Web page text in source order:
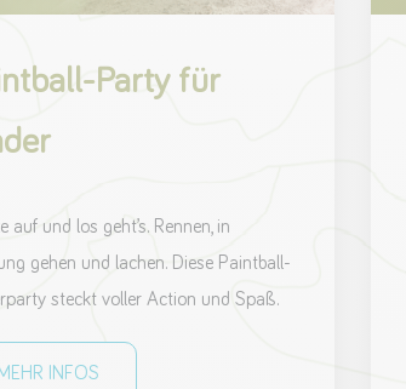
Party für
auf und los geht’s. Rennen, in
gehen und lachen. Diese Paintball-
steckt voller Action und Spaß.
MEHR INFOS